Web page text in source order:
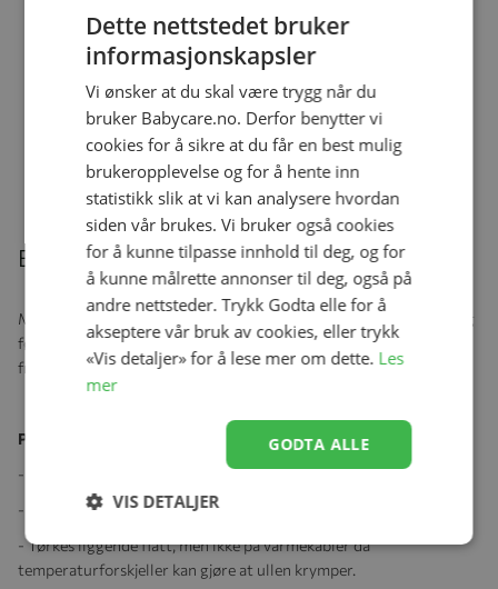
kr 719,00
Ullsokker, Huttelihut, Mahogany
Rose
Beskrivelse
Myk og varm heldress i deilig merinoull. Pratisk kant på hender og
føtter gjør at man kan brette over på kalde dager så barnet ikke
fryser. Super heldress som er fin å ha på trilletur og i bilstolen.
Produktspesifikasjoner:
- 100% merinoull
- Vaskes på ullprogram 30 grader med vaskemiddel for ull/silke.
- Tørkes liggende flatt, men ikke på varmekabler da
temperaturforskjeller kan gjøre at ullen krymper.
Dette nettstedet bruker
informasjonskapsler
Vi ønsker at du skal være trygg når du
bruker Babycare.no. Derfor benytter vi
cookies for å sikre at du får en best mulig
brukeropplevelse og for å hente inn
statistikk slik at vi kan analysere hvordan
siden vår brukes. Vi bruker også cookies
for å kunne tilpasse innhold til deg, og for
å kunne målrette annonser til deg, også på
andre nettsteder. Trykk Godta elle for å
akseptere vår bruk av cookies, eller trykk
«Vis detaljer» for å lese mer om dette. Les
mer
GODTA ALLE
VIS DETALJER